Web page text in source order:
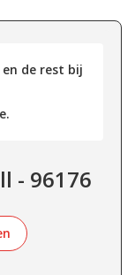
en de rest bij
- 96176